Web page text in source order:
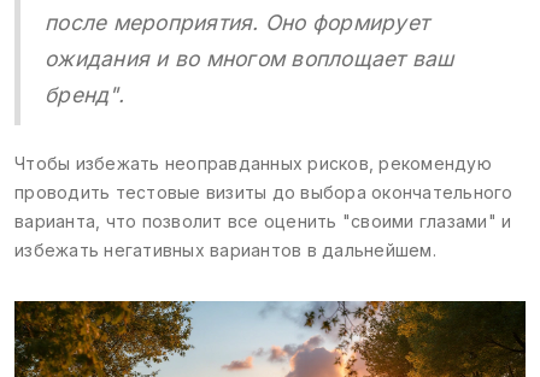
после мероприятия. Оно формирует
ожидания и во многом воплощает ваш
бренд".
Чтобы избежать неоправданных рисков, рекомендую
проводить тестовые визиты до выбора окончательного
варианта, что позволит все оценить "своими глазами" и
избежать негативных вариантов в дальнейшем.